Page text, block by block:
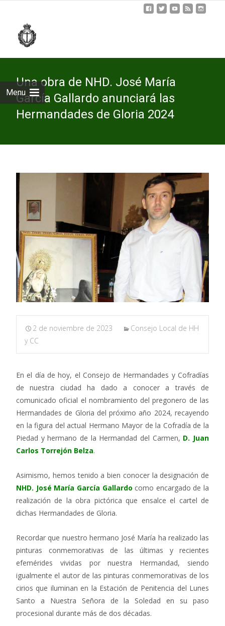
Menu
Una obra de NHD. José María
García Gallardo anunciará las
Hermandades de Gloria 2024
2 de noviembre de 2023
Consejo Local de HH
y CC
En el día de hoy, el Consejo de Hermandades y Cofradías
de nuestra ciudad ha dado a conocer a través de
comunicado oficial el nombramiento del pregonero de las
Hermandades de Gloria del próximo año 2024, recayendo
en la figura del actual Hermano Mayor de la Cofradía de la
Piedad y hermano de la Hermandad del Carmen, D. Juan
Carlos Torrejón Belza.
Asimismo, hemos tenido a bien conocer la designación de
NHD. José María García Gallardo como encargado de la
realización de la obra pictórica que ensalce el cartel de
dichas Hermandades de Gloria.
Recordar que nuestro hermano José María ha realizado las
pinturas conmemorativas de las últimas y recientes
efemérides vividas por nuestra Hermandad, siendo
igualmente el autor de las pinturas conmemorativas de los
cirios que iluminan en la Estación de Penitencia del Lunes
Santo a Nuestra Señora de la Soledad en su paso
procesional durante más de dos décadas.